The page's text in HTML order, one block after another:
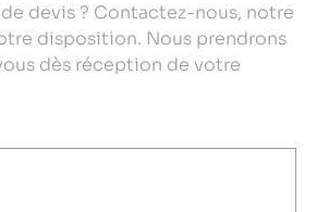
devis ? Contactez-nous, notre
disposition. Nous prendrons
dès réception de votre